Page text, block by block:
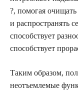
?, помогая
и распространять
способствует
способствует
Таким образом,
неотъемлемые